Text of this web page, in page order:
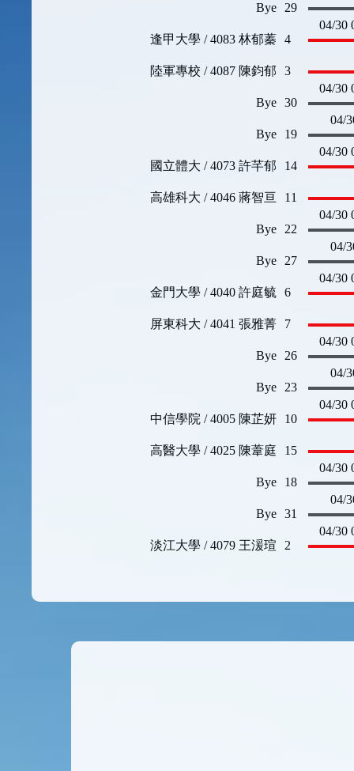
04/30
Bye 29
逢甲大學 / 4083 林郁蓁 4
04/
04/30
陸軍專校 / 4087 陳鈞郁 3
Bye 30
04/30
Bye 19
國立體大 / 4073 許芊郁 14
04/
04/30
高雄科大 / 4046 蔣智亘 11
Bye 22
04/30
Bye 27
金門大學 / 4040 許庭毓 6
04/
04/30
屏東科大 / 4041 張雅菁 7
Bye 26
04/30
Bye 23
中信學院 / 4005 陳芷妍 10
04/
04/30
高醫大學 / 4025 陳葦庭 15
Bye 18
04/30
Bye 31
淡江大學 / 4079 王湲瑄 2